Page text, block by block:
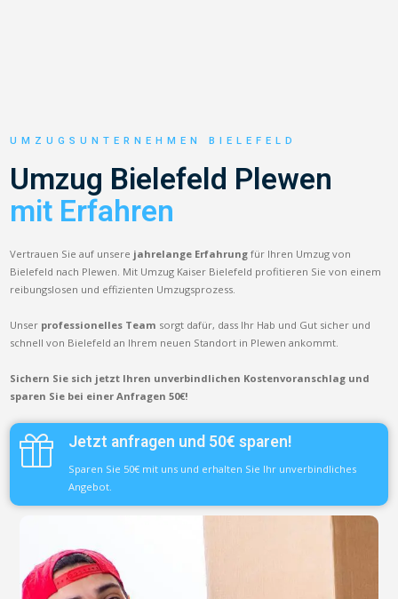
UMZUGSUNTERNEHMEN BIELEFELD
Umzug Bielefeld Plewen
mit Erfahren
Vertrauen Sie auf unsere jahrelange Erfahrung für Ihren Umzug von
Bielefeld nach Plewen. Mit Umzug Kaiser Bielefeld profitieren Sie von einem
reibungslosen und effizienten Umzugsprozess.
Unser professionelles Team sorgt dafür, dass Ihr Hab und Gut sicher und
schnell von Bielefeld an Ihrem neuen Standort in Plewen ankommt.
Sichern Sie sich jetzt Ihren unverbindlichen Kostenvoranschlag und
sparen Sie bei einer Anfragen 50€!
Jetzt anfragen und 50€ sparen!
Sparen Sie 50€ mit uns und erhalten Sie Ihr unverbindliches
Angebot.